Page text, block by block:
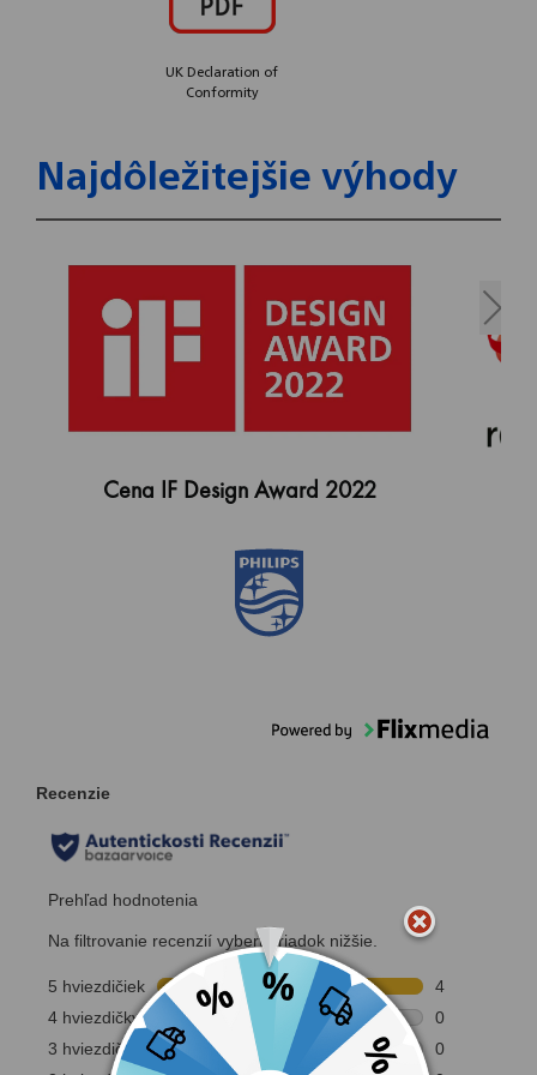
UK Declaration of
Conformity
Najdôležitejšie výhody
Cena IF Design Award 2022